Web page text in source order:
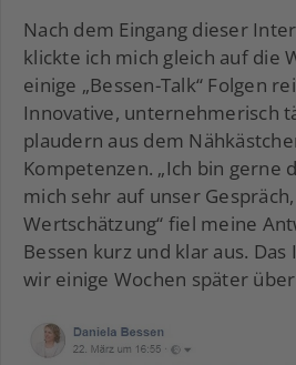
Nach dem Eingang dieser
klickte ich mich gleich auf die
einige „Bessen-Talk“ Folgen
Innovative, unternehmerisch
plaudern aus dem
Kompetenzen. „Ich bin gerne
mich sehr auf unser
Wertschätzung“ fiel meine
Bessen kurz und klar aus.
wir einige Wochen später